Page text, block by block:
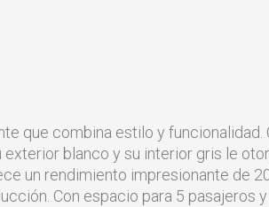
que combina estilo y funcionalidad.
blanco y su interior gris le
un rendimiento impresionante de
Con espacio para 5 pasajeros